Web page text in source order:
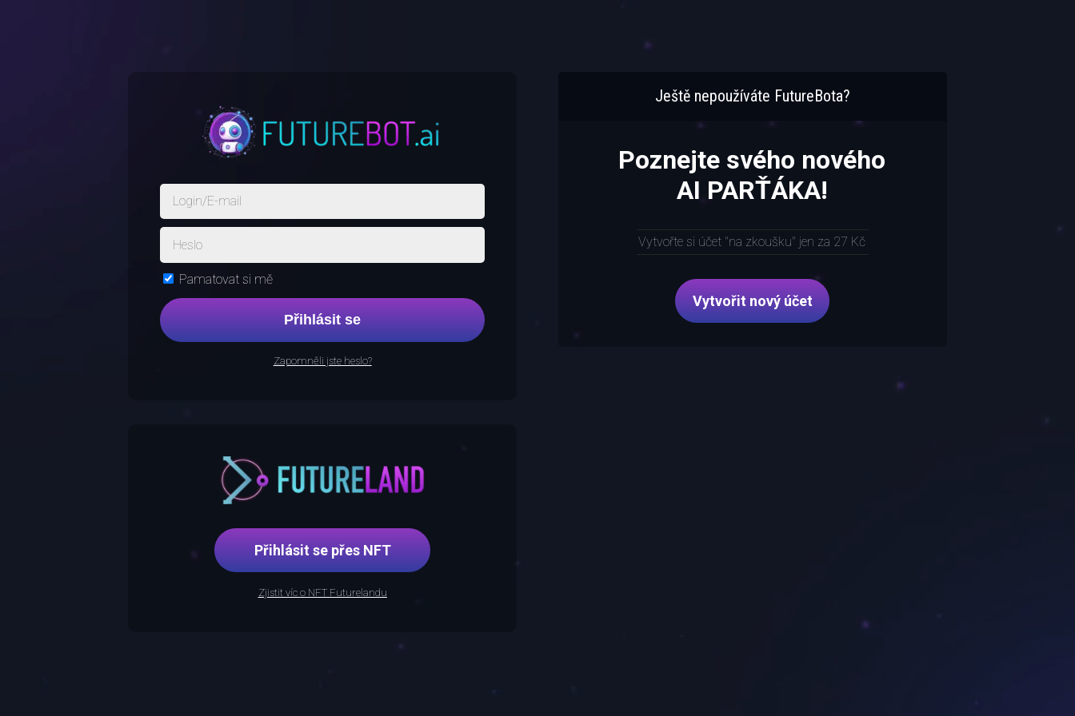
Pamatovat si mě
Přihlásit se
Zapomněli jste heslo?
Přihlásit se přes NFT
Zjistit víc o NFT Futurelandu
Ještě nepoužíváte FutureBota?
Poznejte svého nového
AI PARŤÁKA!
Vytvořte si účet "na zkoušku" jen za 27 Kč
Vytvořit nový účet